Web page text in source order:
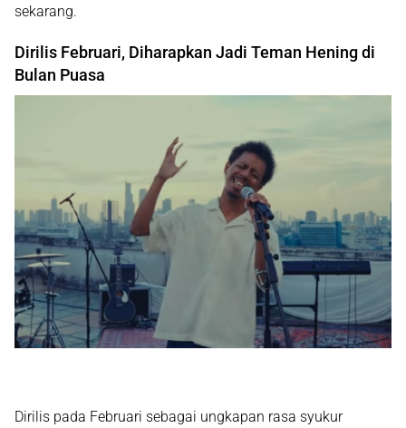
sekarang.
Dirilis Februari, Diharapkan Jadi Teman Hening di
Bulan Puasa
Dirilis pada Februari sebagai ungkapan rasa syukur